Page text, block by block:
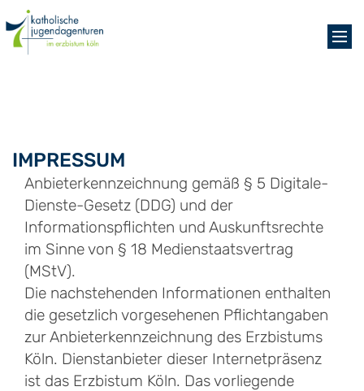
Zum Inhalt springen
IMPRESSUM
Anbieterkennzeichnung gemäß § 5 Digitale-
Dienste-Gesetz (DDG) und der
Informationspflichten und Auskunftsrechte
im Sinne von § 18 Medienstaatsvertrag
(MStV).
Die nachstehenden Informationen enthalten
die gesetzlich vorgesehenen Pflichtangaben
zur Anbieterkennzeichnung des Erzbistums
Köln. Dienstanbieter dieser Internetpräsenz
ist das Erzbistum Köln. Das vorliegende